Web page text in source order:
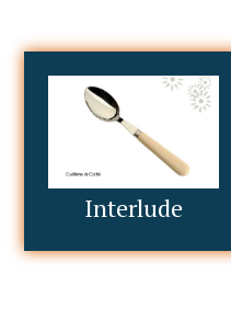
Interlude